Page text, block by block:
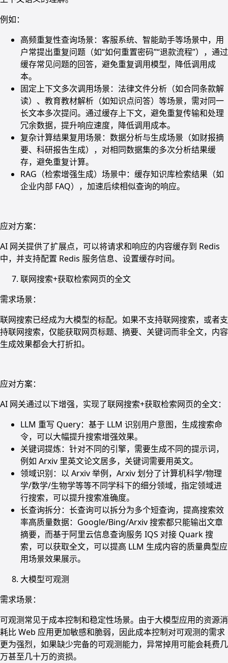
例如：
高频重复性查询场景：客服系统、智能助手等场景中，用
户常提出重复问题（如“如何重置密码”“退款流程”），通过
缓存常见问题的回答，避免重复调用模型，降低调用成
本。
固定上下文多次调用场景：法律文件分析（如合同条款解
读）、教育教材解析（如知识点问答）等场景，需对同一
长文本多次提问。通过缓存上下文，避免重复传输和处理
冗余数据，提升响应速度，降低调用成本。
复杂计算结果复用场景：数据分析与生成场景（如财报摘
要、科研报告生成），对相同数据集的多次分析结果缓
存，避免重复计算。
RAG（检索增强生成）场景中：缓存知识库检索结果（如
企业内部 FAQ），加速后续相似查询的响应。
应对方案：
AI 网关提供了扩展点，可以将请求和响应的内容缓存到 Redis
中，并支持配置 Redis 服务信息、设置缓存时间。
联网搜索+获取检索网页的全文
需求场景：
联网搜索已经成为大模型的标配。如果不支持联网搜索，或者支
持联网搜索，仅能获取网页标题、摘要、关键词而非全文，内容
生成效果都会大打折扣。
应对方案：
AI 网关通过以下增强，实现了联网搜索+获取检索网页的全文：
LLM 重写 Query：基于 LLM 识别用户意图，生成搜索命
令，可以大幅提升搜索增强效果。
关键词提炼：针对不同的引擎，需要生成不同的提示词，
例如 Arxiv 里英文论文居多，关键词需要用英文。
领域识别：以 Arxiv 举例，Arxiv 划分了计算机科学/物理
学/数学/生物学等等不同学科下的细分领域，指定领域进
行搜索，可以提升搜索准确度。
长查询拆分：长查询可以拆分为多个短查询，提高搜索效
率高质量数据：Google/Bing/Arxiv 搜索都只能输出文章
摘要，而基于阿里云信息查询服务 IQS 对接 Quark 搜
索，可以获取全文，可以提高 LLM 生成内容的质量典型应
用场景效果展示。
大模型可观测
需求场景：
可观测常见于成本控制和稳定性场景。由于大模型应用的资源消
耗比 Web 应用更加敏感和脆弱，因此成本控制对可观测的需求
更为强烈，如果缺少完备的可观测能力，异常掉用可能会耗费几
万甚至几十万的资损。